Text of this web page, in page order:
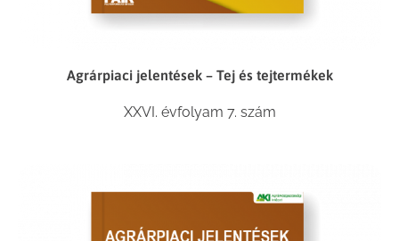
Agrárpiaci jelentések – Tej és tejtermékek
XXVI. évfolyam 7. szám